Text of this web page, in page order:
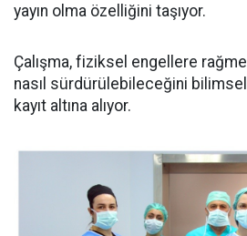
yayın olma özelliğini taşıyor.
Çalışma, fiziksel engellere
nasıl sürdürülebileceğini
kayıt altına alıyor.